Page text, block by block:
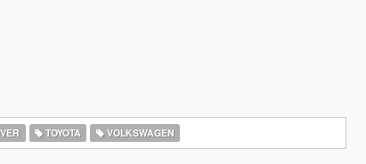
TOYOTA VOLKSWAGEN